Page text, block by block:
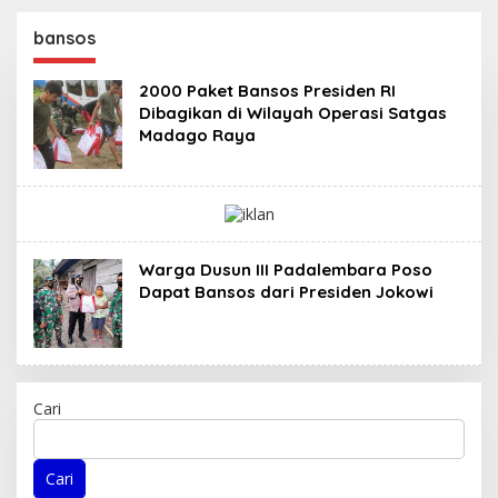
bansos
2000 Paket Bansos Presiden RI
Dibagikan di Wilayah Operasi Satgas
Madago Raya
Warga Dusun III Padalembara Poso
Dapat Bansos dari Presiden Jokowi
Cari
Cari